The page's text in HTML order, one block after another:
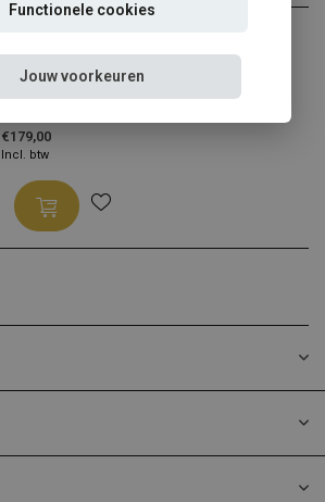
✔️ Gratis verzending ...
€179,00
Incl. btw
Functionele cookies
Jouw voorkeuren